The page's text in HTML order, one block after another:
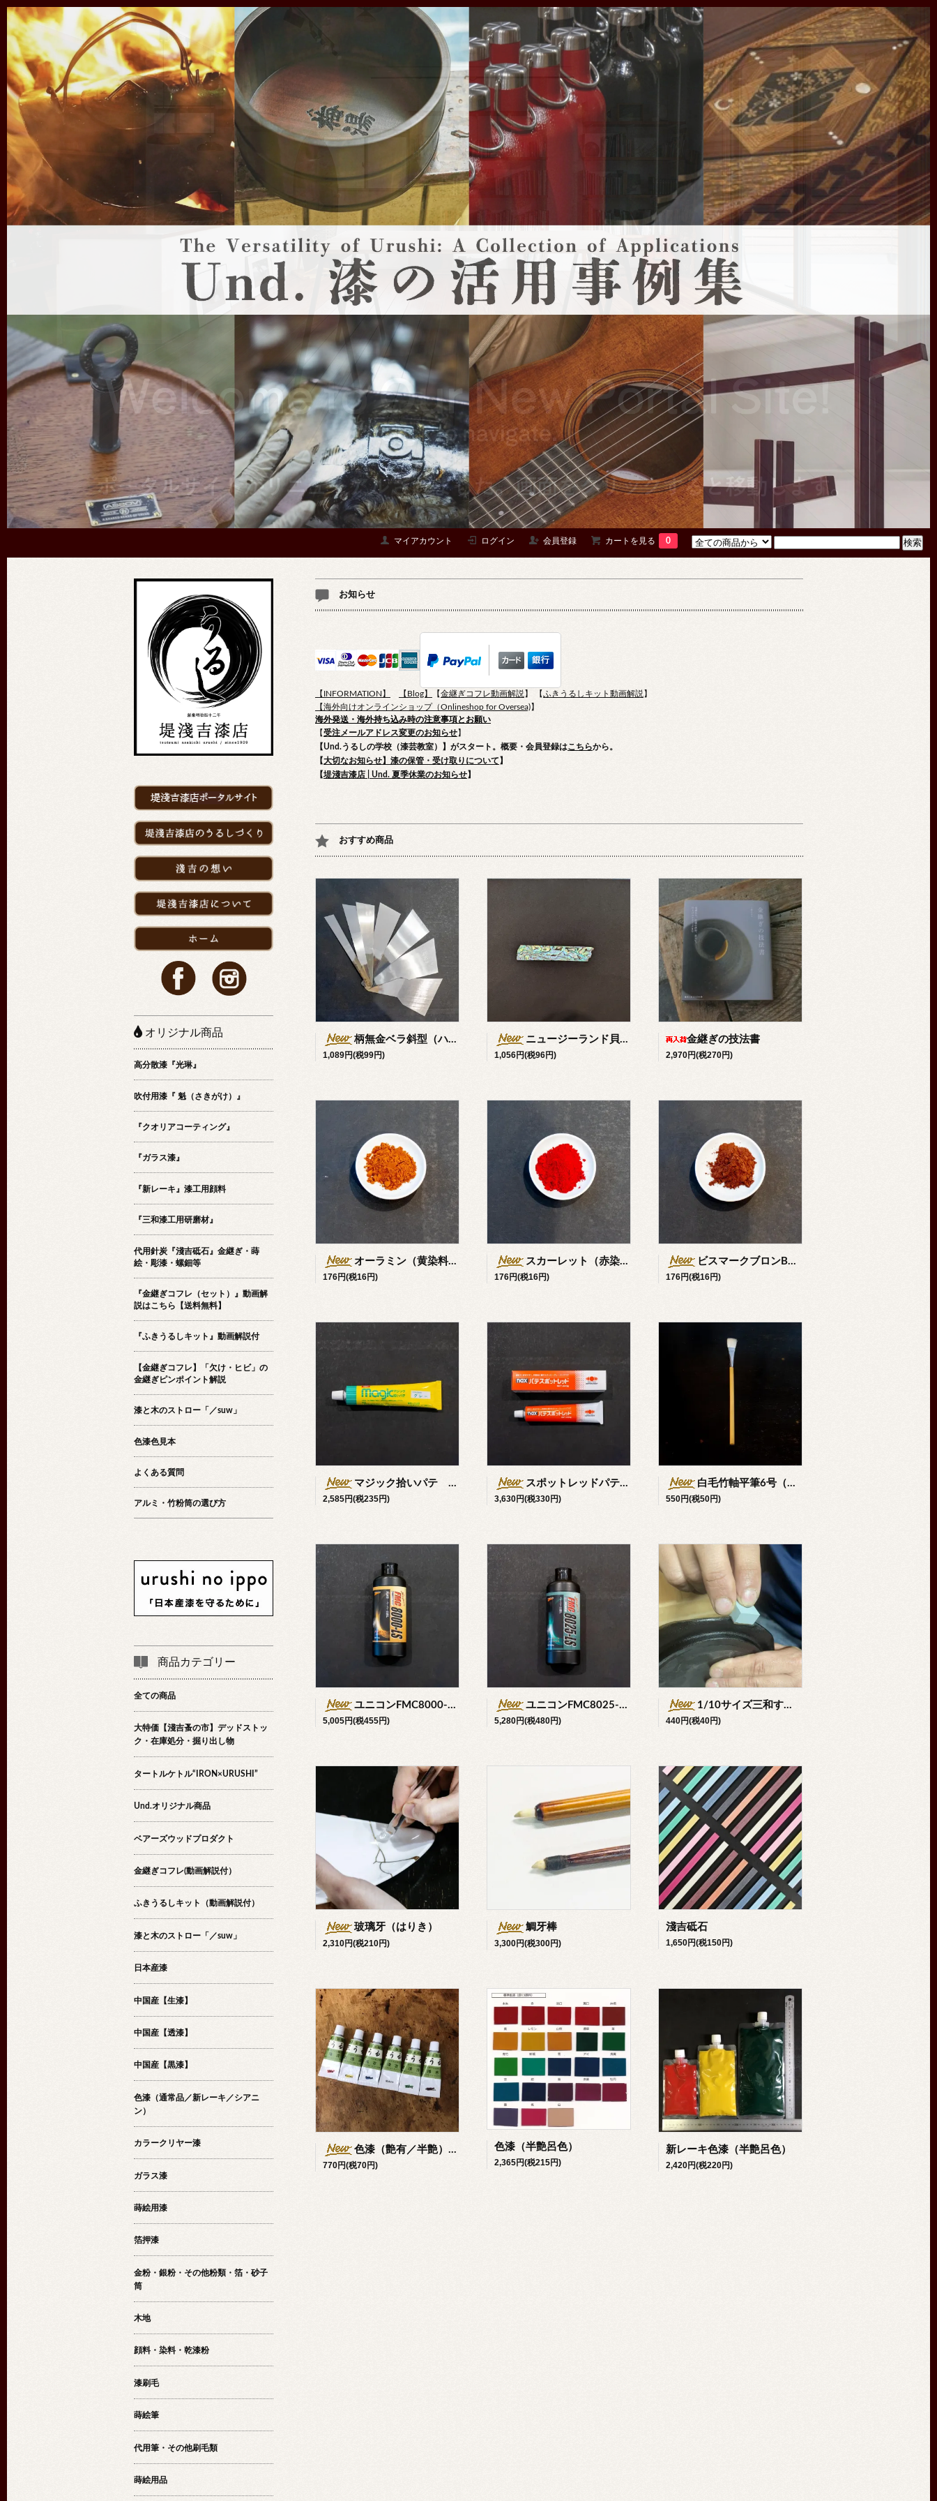
マイアカウント ログイン 会員登録 カートを見る 0
お知らせ
【 INFORMATION 】 【Blog】 【金継ぎコフレ動画解説 】 【ふきうるしキット動画解説 】
【海外向けオンラインショップ（Onlineshop for Oversea)】
海外発送・海外持ち込み時の注意事項とお願い
【受注メールアドレス変更のお知らせ】
【Und.うるしの学校（漆芸教室）】がスタート。概要・会員登録はこちらから。
【大切なお知らせ】漆の保管・受け取りについて 】
【堤淺吉漆店 | Und. 夏季休業のお知らせ】
おすすめ商品
柄無金ベラ斜型（ハガネ）
1,089円(税99円)
ニュージーランド貝うす貝0.1mm厚 約20×90mm
1,056円(税96円)
金継ぎの技法書
2,970円(税270円)
オーラミン（黄染料）
176円(税16円)
スカーレット（赤染料）
176円(税16円)
ビスマークブロンBコンク（茶染料）
176円(税16円)
マジック拾いパテ グレー/マルチグレー 200g
2,585円(税235円)
スポットレッドパテ 240g
3,630円(税330円)
白毛竹軸平筆6号（在庫限り）
550円(税50円)
ユニコンFMC8000-LS細目 1kg
5,005円(税455円)
ユニコンFMC8025-LS極細目
5,280円(税480円)
1/10サイズ三和するが砥石
440円(税40円)
玻璃牙（はりき）
2,310円(税210円)
鯛牙棒
3,300円(税300円)
淺吉砥石
1,650円(税150円)
色漆（艶有／半艶）10g
770円(税70円)
色漆（半艶呂色）
2,365円(税215円)
新レーキ色漆（半艶呂色）
2,420円(税220円)
オリジナル商品
高分散漆『光琳』
吹付用漆『 魁（さきがけ）』
『クオリアコーティング』
『ガラス漆』
『新レーキ』漆工用顔料
『三和漆工用研磨材』
代用針炭『淺吉砥石』金継ぎ・蒔
絵・彫漆・螺鈿等
『金継ぎコフレ（セット）』動画解
説はこちら【送料無料】
『ふきうるしキット』動画解説付
【金継ぎコフレ】「欠け・ヒビ」の
金継ぎピンポイント解説
漆と木のストロー「／suw」
色漆色見本
よくある質問
アルミ・竹粉筒の選び方
商品カテゴリー
全ての商品
大特価【淺吉蚤の市】デッドストッ
ク・在庫処分・掘り出し物
タートルケトル“IRON×URUSHI”
Und.オリジナル商品
ベアーズウッドプロダクト
金継ぎコフレ(動画解説付）
ふきうるしキット（動画解説付）
漆と木のストロー「／suw」
日本産漆
中国産【生漆】
中国産【透漆】
中国産【黒漆】
色漆（通常品／新レーキ／シアニ
ン）
カラークリヤー漆
ガラス漆
蒔絵用漆
箔押漆
金粉・銀粉・その他粉類・箔・砂子
筒
木地
顔料・染料・乾漆粉
漆刷毛
蒔絵筆
代用筆・その他刷毛類
蒔絵用品